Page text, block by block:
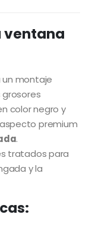
ventana
montaje
color negro y
premium
.
tratados para
y la